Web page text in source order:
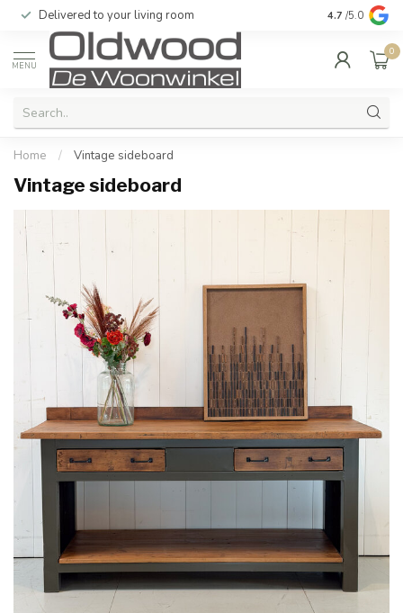
Delivered to your living room Quality &
4.7 /5.0
MENU
0
Home / Vintage sideboard
Vintage sideboard